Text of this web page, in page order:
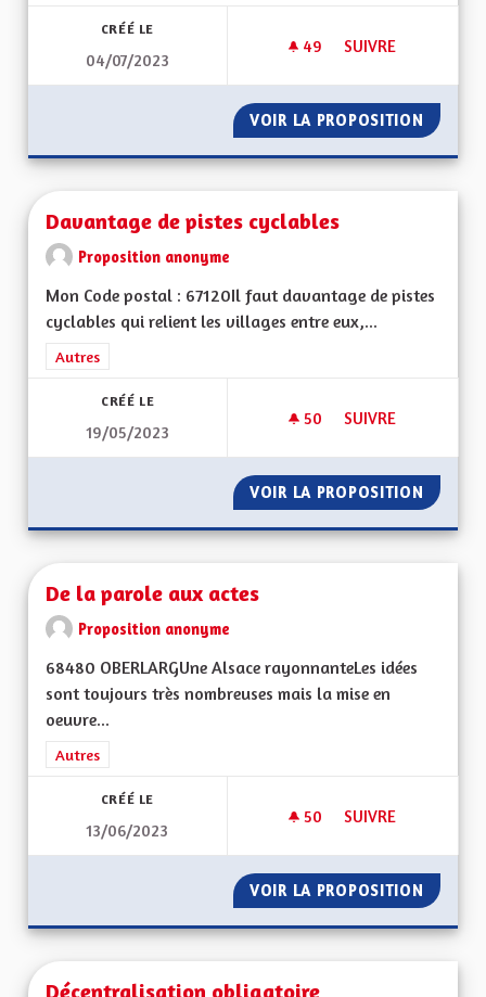
CRÉÉ LE
04/07/2023
49 49 ABONNÉS
SUIVRE
VOIR LA PROPOSITION D'
Davantage de pistes cyclables
Proposition anonyme
Mon Code postal : 67120Il faut davantage de pistes
cyclables qui relient les villages entre eux,...
Filtrer les résultats de la catégorie : Autres
Autres
CRÉÉ LE
19/05/2023
50 50 ABONNÉS
SUIVRE
VOIR LA PROPOSITION
De la parole aux actes
Proposition anonyme
68480 OBERLARGUne Alsace rayonnanteLes idées
sont toujours très nombreuses mais la mise en
oeuvre...
Filtrer les résultats de la catégorie : Autres
Autres
CRÉÉ LE
13/06/2023
50 50 ABONNÉS
SUIVRE
VOIR LA PROPOSITION DE LA
Décentralisation obligatoire